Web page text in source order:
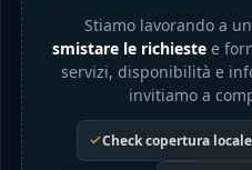
Stiamo lavorando a
smistare le richiestee
servizi, disponibilità e
invitiamo a
Check copertura locale